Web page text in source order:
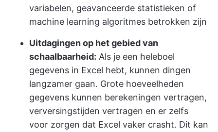
variabelen, geavanceerde statistieken of
machine learning algoritmes betrokken zijn
Uitdagingen op het gebied van
schaalbaarheid: Als je een heleboel
gegevens in Excel hebt, kunnen dingen
langzamer gaan. Grote hoeveelheden
gegevens kunnen berekeningen vertragen,
verversingstijden vertragen en er zelfs
voor zorgen dat Excel vaker crasht. Dit kan